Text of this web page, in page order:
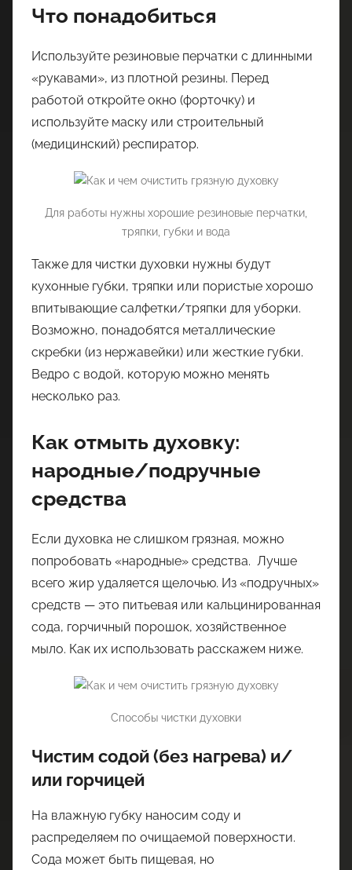
Что понадобиться
Используйте резиновые перчатки с длинными
«рукавами», из плотной резины. Перед
работой откройте окно (форточку) и
используйте маску или строительный
(медицинский) респиратор.
Для работы нужны хорошие резиновые перчатки,
тряпки, губки и вода
Также для чистки духовки нужны будут
кухонные губки, тряпки или пористые хорошо
впитывающие салфетки/тряпки для уборки.
Возможно, понадобятся металлические
скребки (из нержавейки) или жесткие губки.
Ведро с водой, которую можно менять
несколько раз.
Как отмыть духовку:
народные/подручные
средства
Если духовка не слишком грязная, можно
попробовать «народные» средства. Лучше
всего жир удаляется щелочью. Из «подручных»
средств — это питьевая или кальцинированная
сода, горчичный порошок, хозяйственное
мыло. Как их использовать расскажем ниже.
Способы чистки духовки
Чистим содой (без нагрева) и/
или горчицей
На влажную губку наносим соду и
распределяем по очищаемой поверхности.
Сода может быть пищевая, но